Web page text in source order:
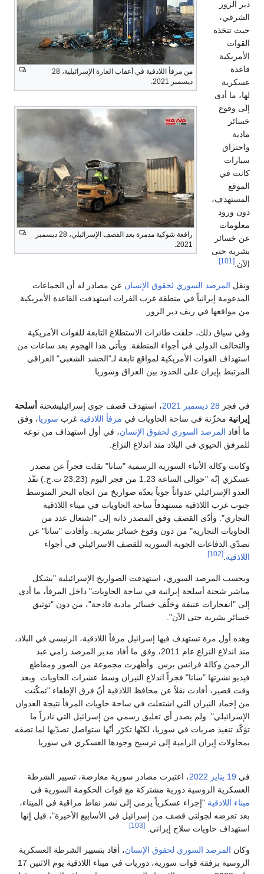
من مرفأ اللاذقية في أعقاب الغارة الإسرائيلية، 28
ديسمبر 2021.
رافعة شوكية مدمرة بعد القصف الإسرائيلي، 28 ديسمبر
2021.
دير الزور
الشرقي،
حيث تتخذه
القوات
الأمريكية
قاعدة
عسكرية
لها، ما أدى
إلى وقوع
خسائر
مادية
واحتراق
سيارات
كانت في
الموقع
المستهدف،
دون ورود
معلومات
عن خسائر
بشرية حتى
الآن. [101]
ونقل المرصد السوري لحقوق الإنسان عن مصادر له أن الجماعات
المدعومة إيرانياً في منطقة غرب الفرات استهدفت القاعدة الأمريكية
من مواقعها في ريف دير الزور.
وفي سياق ذلك، حلقت طائرات الاستطلاع التابعة للقوات الأمريكية
والتحالف الدولي في أجواء المنطقة. ويأتي هذا الهجوم بعد ساعات من
استهداف القوات الأمريكية لمواقع تابعة لـ"الحشد الشعبي" العراقي
المرتبط بإيران على الحدود بين العراق وسوريا.
في فجر 28 ديسمبر 2021، استهدف قصف جوي إسرائيليشحنة أسلحة
إيرانية مخزّنة في ساحة الحاويات في مرفأ اللاذقية غرب سوريا، وفق
ما أفاد المرصد السوري لحقوق الإنسان، في أول استهداف من نوعه
للمرفق الحيوي في البلاد منذ اندلاع النزاع.
وكانت وكالة الأنباء السورية الرسمية "سانا" نقلت فجراً عن مصدر
عسكري إنّه "حوالى الساعة 1.23 من فجر اليوم (23.23 ت.ج.) نفّذ
العدو الإسرائيلي عدواناً جوياً بعدّة صواريخ من اتجاه البحر المتوسط
جنوب غرب اللاذقية مستهدفاً ساحة الحاويات في ميناء اللاذقية
التجاري". وأدّى القصف وفق المصدر ذاته إلى "اشتعال عدد من
الحاويات التجارية" من دون وقوع خسائر بشرية. وأفادت "سانا" عن
تصدّي الدفاعات الجوية السورية للقصف الاسرائيلي في أجواء
اللاذقية [102]
وبحسب المرصد السوري، استهدفت الصواريخ الإسرائيلية "بشكل
مباشر شحنة أسلحة إيرانية في ساحة الحاويات" داخل المرفأ، ما أدى
إلى "انفجارات عنيفة وخلّف خسائر مادية فادحة"، من دون "توثيق
خسائر بشرية حتى الآن".
وهذه أول مرة تستهدف فيها إسرائيل مرفأ اللاذقية، الرئيسي في البلاد،
منذ اندلاع النزاع عام 2011، وفق ما أفاد مدير المرصد رامي عبد
الرحمن وكالة فرانس برس. وأظهرت مجموعة من الصور ومقاطع
فيديو نشرتها "سانا" فجراً اندلاع النيران وسط عشرات الحاويات. وبعد
وقت قصير، أفادت نقلاً عن محافظ اللاذقية أنّ فرق الإطفاء "تمكّنت
من إخماد النيران التي اشتعلت في ساحة حاويات المرفأ نتيجة العدوان
الإسرائيلي". ولم يصدر أي تعليق رسمي من إسرائيل التي نادراً ما
تؤكّد تنفيذ ضربات في سوريا، لكنّها تكرّر أنّها ستواصل تصدّيها لما تصفه
بمحاولات إيران الرامية إلى ترسيخ وجودها العسكري في سوريا.
في 19 يناير 2022، اعتبرت مصادر سورية معارضة، تسيير الشرطة
العسكرية الروسية دورية مشتركة مع قوات الحكومة السورية في
ميناء اللاذقية "إجراء عسكرياً يرمي إلى نشر نقاط مراقبة في الميناء،
بعد تعرضه لجولتي قصف من إسرائيل في الأسابيع الأخيرة"، قيل إنها
استهداف حاويات سلاح إيراني.
[103]
وكان المرصد السوري لحقوق الإنسان، أفاد بتسيير الشرطة العسكرية
الروسية برفقة قوات سورية، دوريات في ميناء اللاذقية يوم الاثنين 17